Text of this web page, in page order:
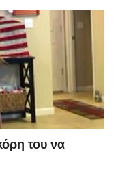
του να